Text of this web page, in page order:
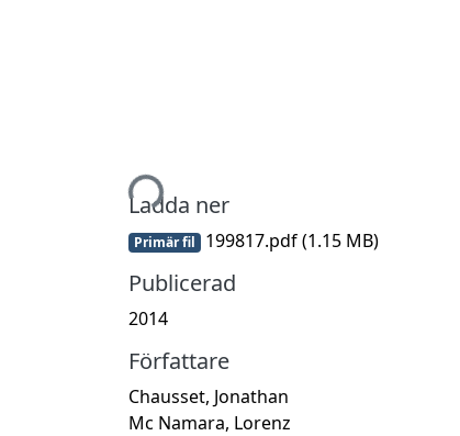
Hämtar...
Ladda ner
Primär fil 199817.pdf(1.15 MB)
Publicerad
2014
Författare
Chausset, Jonathan
Mc Namara, Lorenz